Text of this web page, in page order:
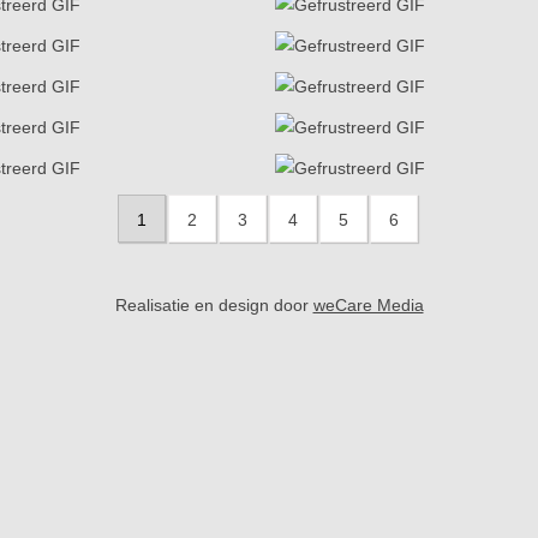
1 2 3 4 5 6
Realisatie en design door weCare Media